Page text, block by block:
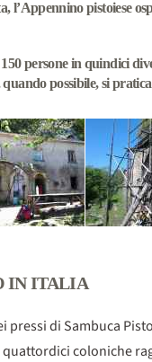
l’Appennino pistoiese
persone in quindici
quando possibile, si
IN ITALIA
pressi di Sambuca
coloniche